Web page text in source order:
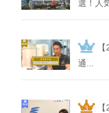
選！人
通...